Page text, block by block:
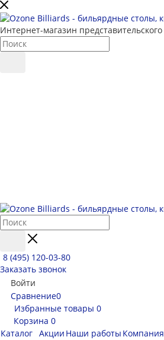
Интернет-магазин представительского
8 (495) 120-03-80
Заказать звонок
Войти
Сравнение0
Избранные товары 0
Корзина 0
Каталог Акции Наши работы Компания